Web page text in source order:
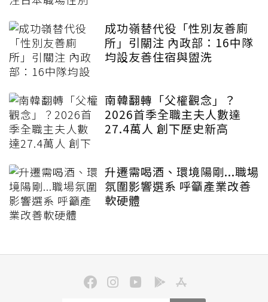
成功嶺替代役「性別友善廁
所」引關注 內政部：16中隊
均設友善住宿與盥洗
南韓翻轉「父權觀念」？
2026首季全職主夫人數達
27.4萬人 創下歷史新高
升遷需喝酒、環境陽剛...職場
氛圍影響選系 呼籲產業改善
軟硬體